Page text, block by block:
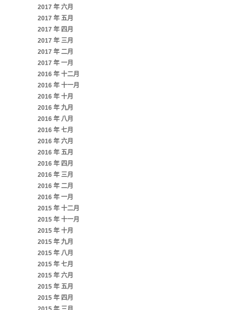
2017 年 六月
2017 年 五月
2017 年 四月
2017 年 三月
2017 年 二月
2017 年 一月
2016 年 十二月
2016 年 十一月
2016 年 十月
2016 年 九月
2016 年 八月
2016 年 七月
2016 年 六月
2016 年 五月
2016 年 四月
2016 年 三月
2016 年 二月
2016 年 一月
2015 年 十二月
2015 年 十一月
2015 年 十月
2015 年 九月
2015 年 八月
2015 年 七月
2015 年 六月
2015 年 五月
2015 年 四月